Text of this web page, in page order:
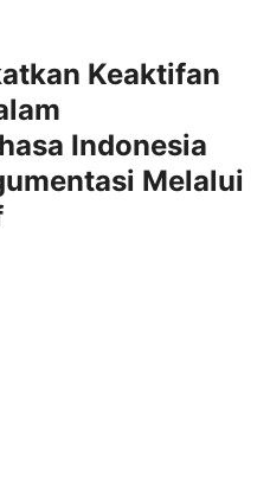
Keaktifan
Indonesia
Melalui